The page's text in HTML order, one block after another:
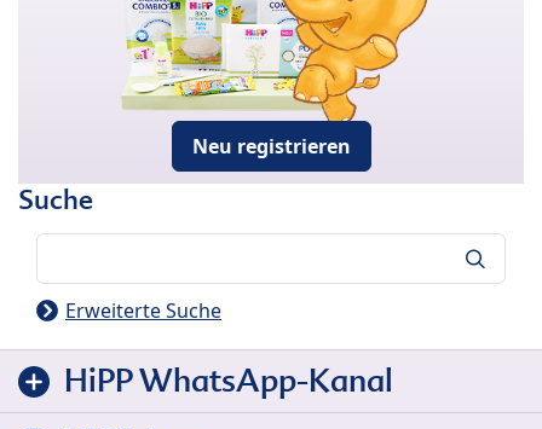
Neu registrieren
Suche
Erweiterte Suche
HiPP WhatsApp-Kanal